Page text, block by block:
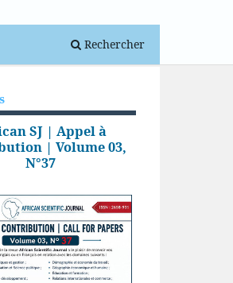
Rechercher
SJ | Appel à
| Volume 03,
N°37